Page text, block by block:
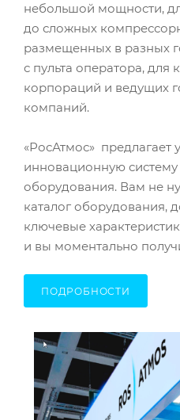
небольшой мощности,
до сложных
размещенных в разных
с пульта оператора, для
корпораций и ведущих
компаний.
«РосАтмос» предлагает
инновационную
оборудования. Вам не
каталог оборудования,
ключевые
и вы моментально
ПОДРОБНОСТИ